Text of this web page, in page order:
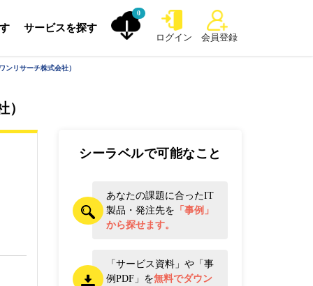
サービスを探す
0
ログイン 会員登録
リサーチ株式会社）
）
シーラベルで可能なこと
あなたの課題に合ったIT
製品・発注先を 「事例」
から探せます。
「サービス資料」や「事
例PDF」を無料でダウン